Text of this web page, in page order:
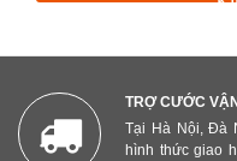
TRỢ CƯỚC
Tại Hà Nội, Đà
hình thức giao